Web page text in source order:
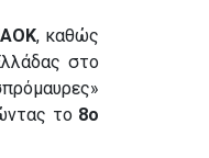
, καθώς
στο
το 8ο